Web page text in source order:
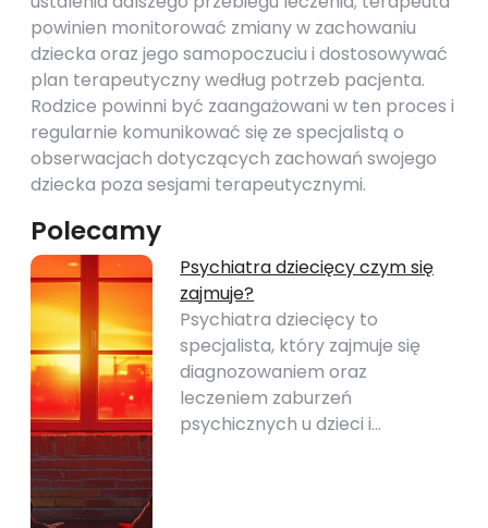
powinien monitorować zmiany w zachowaniu
dziecka oraz jego samopoczuciu i dostosowywać
plan terapeutyczny według potrzeb pacjenta.
Rodzice powinni być zaangażowani w ten proces i
regularnie komunikować się ze specjalistą o
obserwacjach dotyczących zachowań swojego
dziecka poza sesjami terapeutycznymi.
Polecamy
Psychiatra dziecięcy czym się
zajmuje?
Psychiatra dziecięcy to
specjalista, który zajmuje się
diagnozowaniem oraz
leczeniem zaburzeń
psychicznych u dzieci i…